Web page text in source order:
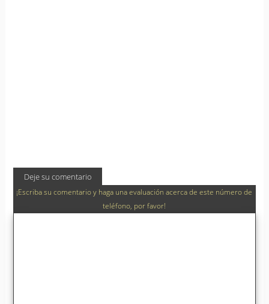
Deje su comentario
¡Escriba su comentario y haga una evaluación acerca de este número de
teléfono, por favor!